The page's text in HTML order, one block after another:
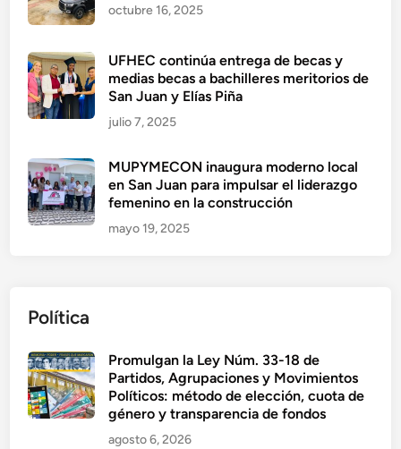
octubre 16, 2025
UFHEC continúa entrega de becas y
medias becas a bachilleres meritorios de
San Juan y Elías Piña
julio 7, 2025
MUPYMECON inaugura moderno local
en San Juan para impulsar el liderazgo
femenino en la construcción
mayo 19, 2025
Política
Promulgan la Ley Núm. 33-18 de
Partidos, Agrupaciones y Movimientos
Políticos: método de elección, cuota de
género y transparencia de fondos
agosto 6, 2026